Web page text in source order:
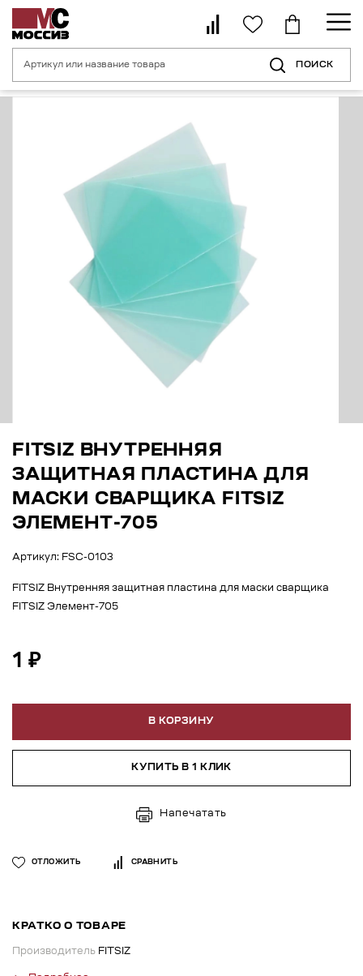
ПОИСК
Главная страница Средства индивидуальной защиты для
FITSIZ ВНУТРЕННЯЯ
ЗАЩИТНАЯ ПЛАСТИНА ДЛЯ
МАСКИ СВАРЩИКА FITSIZ
ЭЛЕМЕНТ-705
Артикул: FSC-0103
FITSIZ Внутренняя защитная пластина для маски сварщика
FITSIZ Элемент-705
1 ₽
В КОРЗИНУ
КУПИТЬ В 1 КЛИК
Напечатать
ОТЛОЖИТЬ СРАВНИТЬ
КРАТКО О ТОВАРЕ
Производитель FITSIZ